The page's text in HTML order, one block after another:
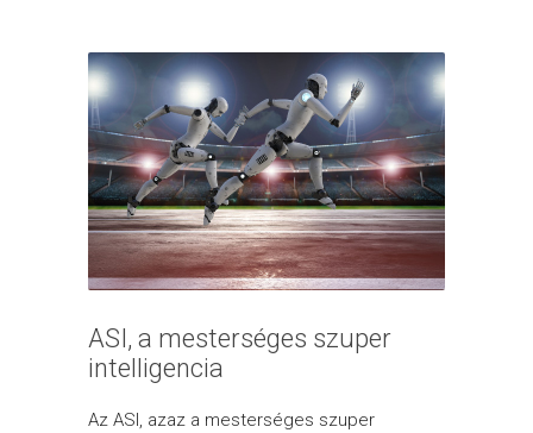
ASI, a mesterséges szuper
intelligencia
Az ASI, azaz a mesterséges szuper